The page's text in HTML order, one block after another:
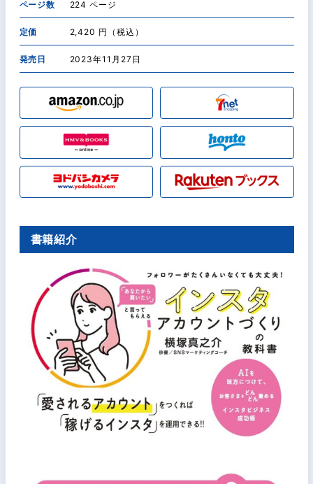
ページ数 224 ページ
定価 2,420 円（税込）
発売日 2023年11月27日
書籍紹介